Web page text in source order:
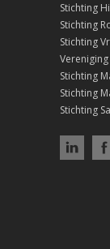
Stichting
Stichting
Stichting
Stichting
Stichting
Stichting